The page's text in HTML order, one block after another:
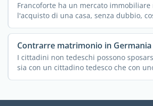
Francoforte ha un mercato immobiliare
l'acquisto di una casa, senza dubbio,
Contrarre matrimonio in Germania
I cittadini non tedeschi possono
sia con un cittadino tedesco che con
...